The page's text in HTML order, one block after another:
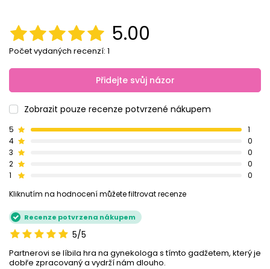
5.00
Počet vydaných recenzí: 1
Přidejte svůj názor
Zobrazit pouze recenze potvrzené nákupem
5
1
4
0
3
0
2
0
1
0
Kliknutím na hodnocení můžete filtrovat recenze
5/5
Recenze potvrzena nákupem
Partnerovi se líbila hra na gynekologa s tímto gadžetem, který je
dobře zpracovaný a vydrží nám dlouho.